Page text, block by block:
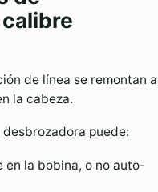
de línea se remontan a
la cabeza.
puede:
la bobina, o no auto-